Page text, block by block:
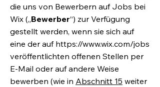
die uns von Bewerbern auf Jobs bei
Wix („Bewerber“) zur Verfügung
gestellt werden, wenn sie sich auf
eine der auf https://www.wix.com/jobs
veröffentlichten offenen Stellen per
E-Mail oder auf andere Weise
bewerben (wie in Abschnitt 15 weiter